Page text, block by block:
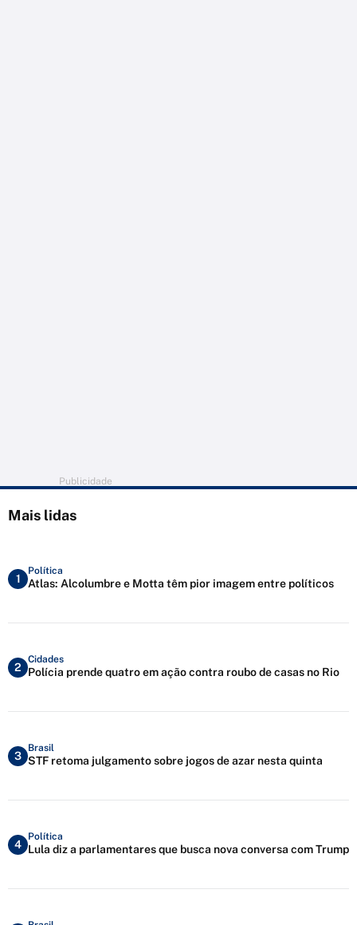
Publicidade
Mais lidas
1
Política
Atlas: Alcolumbre e Motta têm pior imagem entre políticos
2
Cidades
Polícia prende quatro em ação contra roubo de casas no Rio
3
Brasil
STF retoma julgamento sobre jogos de azar nesta quinta
4
Política
Lula diz a parlamentares que busca nova conversa com Trump